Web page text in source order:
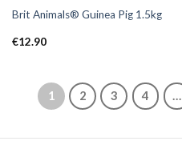
Brit Animals® Guinea Pig 1.5kg
€12.90
1 2 3 4 …